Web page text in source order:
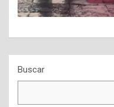
Buscar